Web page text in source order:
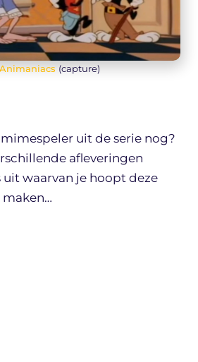
Animaniacs (capture)
uit de serie nog?
afleveringen
waarvan je hoopt deze